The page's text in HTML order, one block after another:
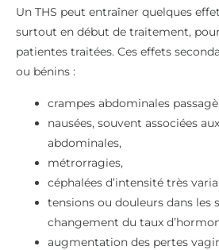
Un THS peut entraîner quelques
surtout en début de traitement,
patientes traitées. Ces effets
ou bénins :
crampes abdominales
nausées, souvent associées
abdominales,
métrorragies,
céphalées d’intensité très
tensions ou douleurs dans les
changement du taux
augmentation des pertes